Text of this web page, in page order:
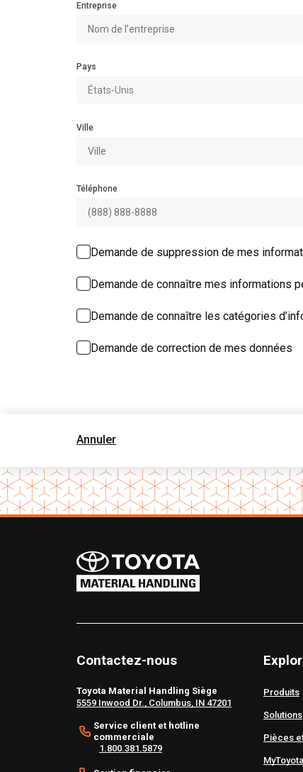
Entreprise
Pays
Ville
Téléphone
Demande de suppression de mes
Demande de connaître mes informations
Demande de connaître les catégories
Demande de correction de mes données
Annuler
Contactez-nous
Toyota Material Handling Siège
5559 Inwood Dr., Columbus, IN 47201
Service client et hotline
commerciale
1.800.381.5879
Produits
Solutions
Pièces
MyToyota